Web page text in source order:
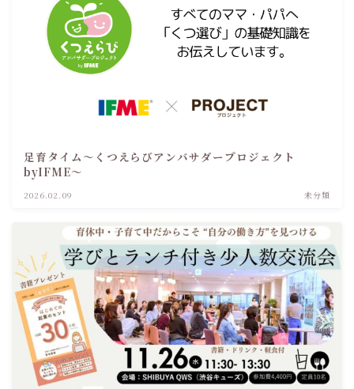
足育タイム～くつえらびアンバサダープロジェクト
byIFME～
2026.02.09 未分類